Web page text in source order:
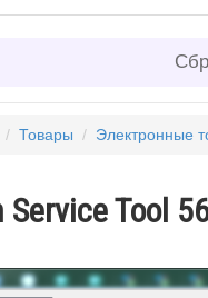
/ Товары / Электронные
Service Tool